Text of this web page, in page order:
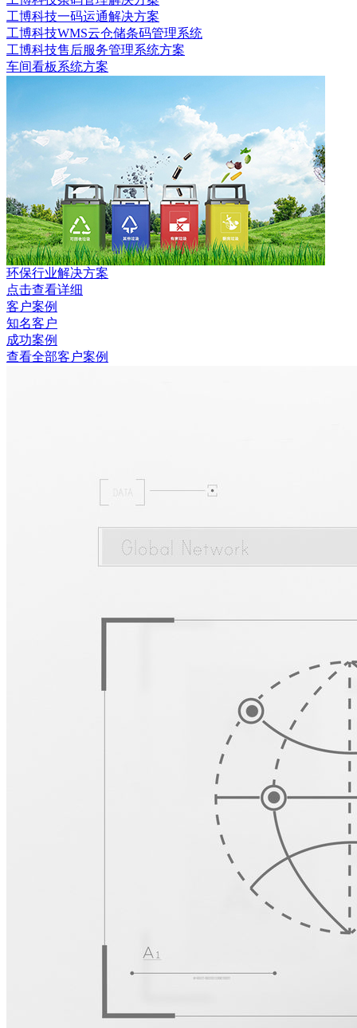
工博科技一码运通解决方案
工博科技WMS云仓储条码管理系统
工博科技售后服务管理系统方案
车间看板系统方案
环保行业解决方案
点击查看详细
客户案例
知名客户
成功案例
查看全部客户案例